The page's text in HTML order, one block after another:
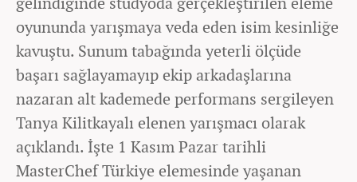
oyununda yarışmaya veda eden isim kesinliğe
kavuştu. Sunum tabağında yeterli ölçüde
başarı sağlayamayıp ekip arkadaşlarına
nazaran alt kademede performans sergileyen
Tanya Kilitkayalı elenen yarışmacı olarak
açıklandı. İşte 1 Kasım Pazar tarihli
MasterChef Türkiye elemesinde yaşanan